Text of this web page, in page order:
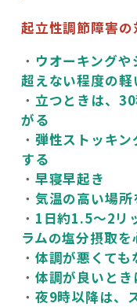
起立性調節障害の
・ ウオーキング
超えない程度の
・ 立つときは、
がる
・ 弾性ストッキ
する
・ 早寝早起き
・ 気温の高い場所
・ 1日約1.5～2リ
ラムの塩分摂取を
・ 体調が悪くても
・ 体調が良いと
・ 夜9時以降は、